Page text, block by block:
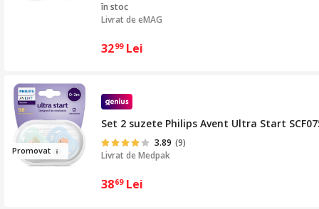
în stoc
Livrat deeMAG
3299 Lei
Promovat
Set 2 suzete Philips Avent Ultra Start
3.89 (9)
Livrat deMedpak
3869 Lei